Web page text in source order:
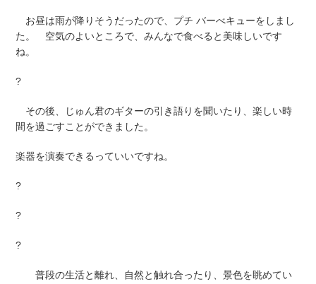
お昼は雨が降りそうだったので、プチ バーべキューをしまし
た。 空気のよいところで、みんなで食べると美味しいです
ね。
?
その後、じゅん君のギターの引き語りを聞いたり、楽しい時
間を過ごすことができました。
楽器を演奏できるっていいですね。
?
?
?
普段の生活と離れ、自然と触れ合ったり、景色を眺めてい